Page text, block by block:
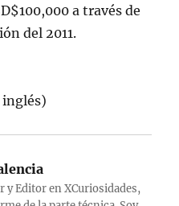
a través de
del 2011.
inglés)
y Editor en XCuriosidades,